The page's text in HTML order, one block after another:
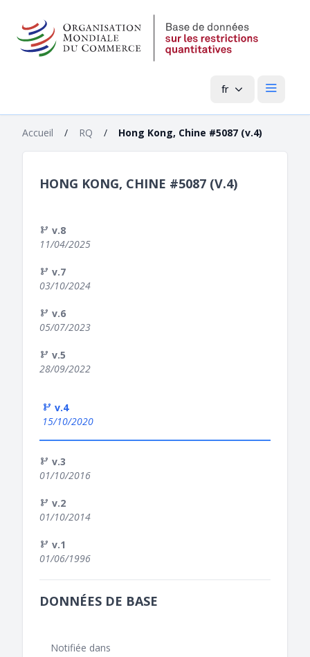
fr Menu
Accueil / RQ / Hong Kong, Chine #5087 (v.4)
HONG KONG, CHINE #5087 (V.4)
v.8
11/04/2025
v.7
03/10/2024
v.6
05/07/2023
v.5
28/09/2022
v.4
15/10/2020
v.3
01/10/2016
v.2
01/10/2014
v.1
01/06/1996
DONNÉES DE BASE
Notifiée dans